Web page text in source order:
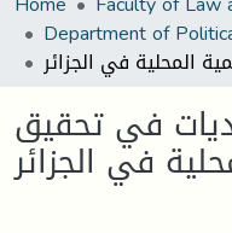
في تحقيق
في الجزائر